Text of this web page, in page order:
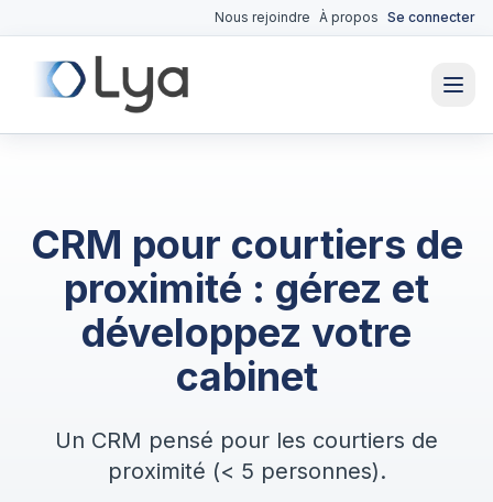
Nous rejoindre À propos Se connecter
CRM pour courtiers de
proximité : gérez et
développez votre
cabinet
Un CRM pensé pour les courtiers de
proximité (< 5 personnes).